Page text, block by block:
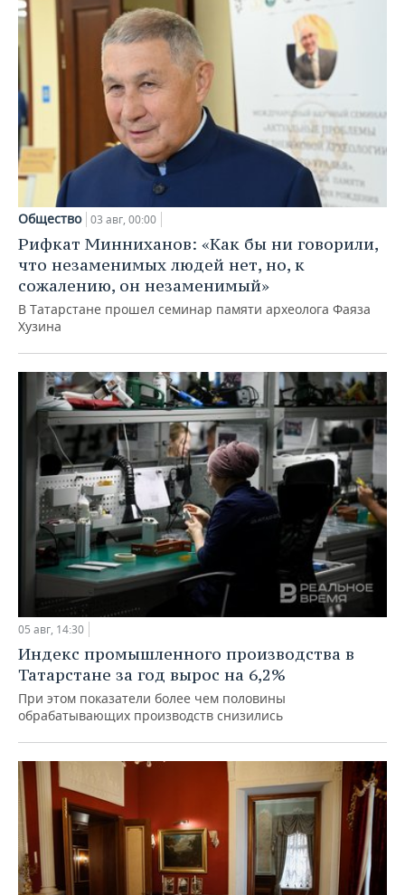
Общество 03 авг, 00:00
Рифкат Минниханов: «Как бы ни говорили,
что незаменимых людей нет, но, к
сожалению, он незаменимый»
В Татарстане прошел семинар памяти археолога Фаяза
Хузина
05 авг, 14:30
Индекс промышленного производства в
Татарстане за год вырос на 6,2%
При этом показатели более чем половины
обрабатывающих производств снизились